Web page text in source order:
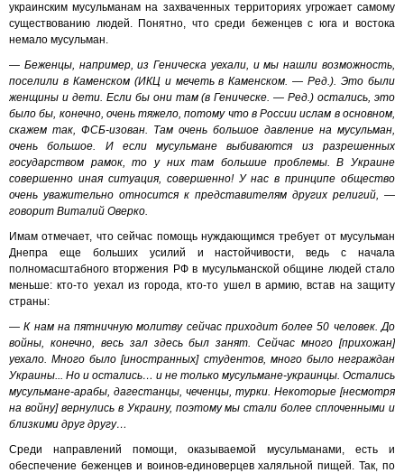
украинским мусульманам на захваченных территориях угрожает самому
существованию людей. Понятно, что среди беженцев с юга и востока
немало мусульман.
— Беженцы, например, из Геническа уехали, и мы нашли возможность,
поселили в Каменском (ИКЦ и мечеть в Каменском. — Ред.). Это были
женщины и дети. Если бы они там (в Геническе. — Ред.) остались, это
было бы, конечно, очень тяжело, потому что в России ислам в основном,
скажем так, ФСБ-изован. Там очень большое давление на мусульман,
очень большое. И если мусульмане выбиваются из разрешенных
государством рамок, то у них там большие проблемы. В Украине
совершенно иная ситуация, совершенно! У нас в принципе общество
очень уважительно относится к представителям других религий, —
говорит Виталий Оверко.
Имам отмечает, что сейчас помощь нуждающимся требует от мусульман
Днепра еще больших усилий и настойчивости, ведь с начала
полномасштабного вторжения РФ в мусульманской общине людей стало
меньше: кто-то уехал из города, кто-то ушел в армию, встав на защиту
страны:
— К нам на пятничную молитву сейчас приходит более 50 человек. До
войны, конечно, весь зал здесь был занят. Сейчас много [прихожан]
уехало. Много было [иностранных] студентов, много было неграждан
Украины... Но и остались… и не только мусульмане-украинцы. Остались
мусульмане-арабы, дагестанцы, чеченцы, турки. Некоторые [несмотря
на войну] вернулись в Украину, поэтому мы стали более сплоченными и
близкими друг другу…
Среди направлений помощи, оказываемой мусульманами, есть и
обеспечение беженцев и воинов-единоверцев халяльной пищей. Так, по